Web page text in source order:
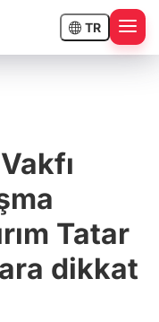
TR
Tatar
dikkat